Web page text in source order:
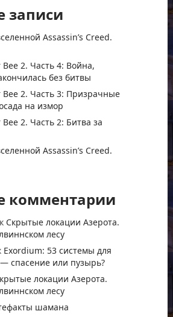
записи
Assassin’s Creed.
2. Часть 4: Война,
без битвы
Bee 2. Часть 3: Призрачные
на измор
2. Часть 2: Битва за
Assassin’s Creed.
комментарии
к Скрытые локации Азерота.
лесу
Exordium: 53 системы для
спасение или пузырь?
локации Азерота.
лесу
шамана